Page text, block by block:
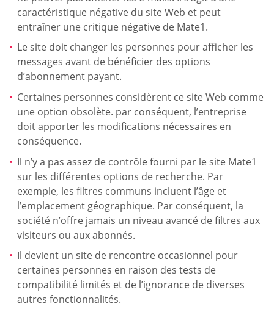
caractéristique négative du site Web et peut
entraîner une critique négative de Mate1.
Le site doit changer les personnes pour afficher les
messages avant de bénéficier des options
d’abonnement payant.
Certaines personnes considèrent ce site Web comme
une option obsolète. par conséquent, l’entreprise
doit apporter les modifications nécessaires en
conséquence.
Il n’y a pas assez de contrôle fourni par le site Mate1
sur les différentes options de recherche. Par
exemple, les filtres communs incluent l’âge et
l’emplacement géographique. Par conséquent, la
société n’offre jamais un niveau avancé de filtres aux
visiteurs ou aux abonnés.
Il devient un site de rencontre occasionnel pour
certaines personnes en raison des tests de
compatibilité limités et de l’ignorance de diverses
autres fonctionnalités.